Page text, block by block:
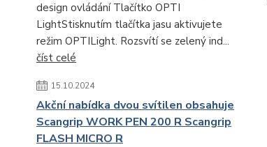
design ovládání Tlačítko OPTI
LightStisknutím tlačítka jasu aktivujete
režim OPTILight. Rozsvítí se zelený ind...
číst celé
15.10.2024
Akční nabídka dvou svítilen obsahuje
Scangrip WORK PEN 200 R Scangrip
FLASH MICRO R